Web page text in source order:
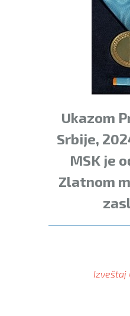
Ukazom
Srbije,
MSK je
Zlatnom
Izveštaj